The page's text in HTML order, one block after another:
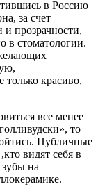
в Россию
за счет
прозрачности,
в стоматологии.
красиво,
все менее
то
Публичные
видят себя в
на